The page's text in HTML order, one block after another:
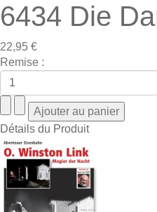
6434 Die
22,95 €
Remise :
Détails du Produit